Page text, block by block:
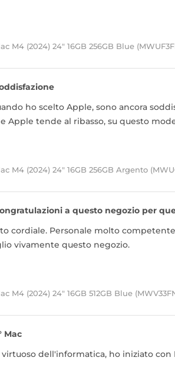
M4 (2024) 24" 16GB 256GB Blue
ho scelto Apple, sono ancora
Apple tende al ribasso, su questo
M4 (2024) 24" 16GB 256GB Argento
a questo negozio per
cordiale. Personale molto
vivamente questo negozio.
M4 (2024) 24" 16GB 512GB Blue
Mac
dell'informatica, ho iniziato